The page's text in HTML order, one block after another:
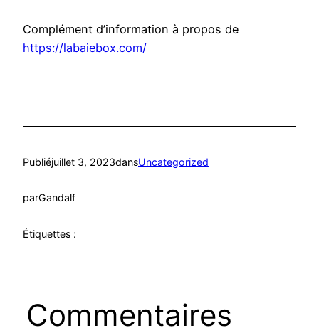
Complément d’information à propos de
https://labaiebox.com/
Publiéjuillet 3, 2023dansUncategorized
parGandalf
Étiquettes :
Commentaires